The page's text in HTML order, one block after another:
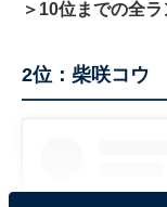
＞10位までの全
2位：柴咲コウ